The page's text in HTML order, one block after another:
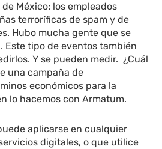
México: los empleados
terroríficas de spam y de
Hubo mucha gente que se
Este tipo de eventos también
Y se pueden medir. ¿Cuál
una campaña de
económicos para la
lo hacemos con Armatum.
aplicarse en cualquier
digitales, o que utilice